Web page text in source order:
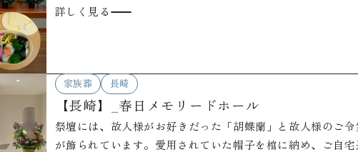
げわっぱ弁当を『オクリメシ』としてお持たせいたしました
詳しく見る
家族葬 長崎
【長崎】_春日メモリードホール
祭壇には、故人様がお好きだった「胡蝶蘭」と故人様のご令
が飾られています。愛用されていた帽子を棺に納め、ご自